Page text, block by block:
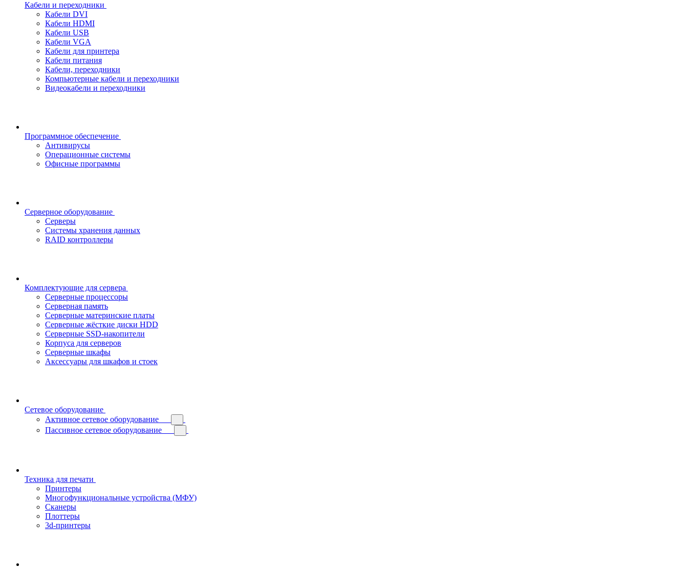
Кабели и переходники
Кабели DVI
Кабели HDMI
Кабели USB
Кабели VGA
Кабели для принтера
Кабели питания
Кабели, переходники
Компьютерные кабели и переходники
Видеокабели и переходники
Программное обеспечение
Антивирусы
Операционные системы
Офисные программы
Серверное оборудование
Серверы
Системы хранения данных
RAID контроллеры
Комплектующие для сервера
Серверные процессоры
Серверная память
Серверные материнские платы
Серверные жёсткие диски HDD
Серверные SSD-накопители
Корпуса для серверов
Серверные шкафы
Аксессуары для шкафов и стоек
Сетевое оборудование
Активное сетевое оборудование
Пассивное сетевое оборудование
Техника для печати
Принтеры
Многофункциональные устройства (МФУ)
Сканеры
Плоттеры
3d-принтеры